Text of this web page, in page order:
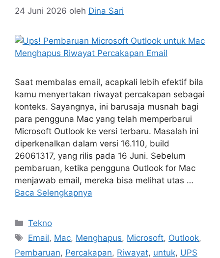
24 Juni 2026 oleh Dina Sari
Saat membalas email, acapkali lebih efektif bila
kamu menyertakan riwayat percakapan sebagai
konteks. Sayangnya, ini barusaja musnah bagi
para pengguna Mac yang telah memperbarui
Microsoft Outlook ke versi terbaru. Masalah ini
diperkenalkan dalam versi 16.110, build
26061317, yang rilis pada 16 Juni. Sebelum
pembaruan, ketika pengguna Outlook for Mac
menjawab email, mereka bisa melihat utas …
Baca Selengkapnya
Kategori
Tekno
Tag
Email, Mac, Menghapus, Microsoft, Outlook,
Pembaruan, Percakapan, Riwayat, untuk, UPS